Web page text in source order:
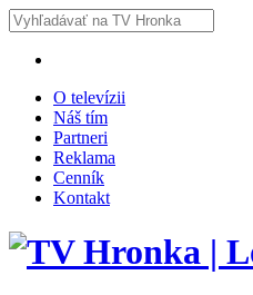
O televízii
Náš tím
Partneri
Reklama
Cenník
Kontakt